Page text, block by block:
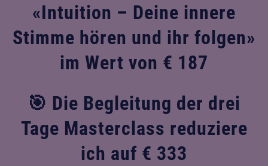
«Intuition – Deine innere
Stimme hören und ihr folgen»
im Wert von € 187
🎯 Die Begleitung der drei
Tage Masterclass reduziere
ich auf € 333